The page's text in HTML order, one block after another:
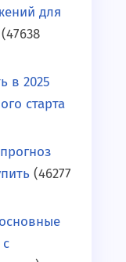
для
(47638
в 2025
старта
(46277